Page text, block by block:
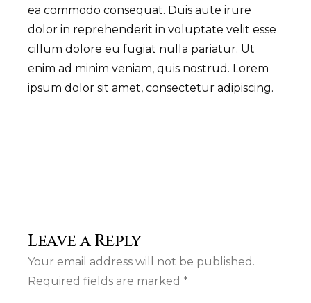
ea commodo consequat. Duis aute irure
dolor in reprehenderit in voluptate velit esse
cillum dolore eu fugiat nulla pariatur. Ut
enim ad minim veniam, quis nostrud. Lorem
ipsum dolor sit amet, consectetur adipiscing.
Leave a Reply
Your email address will not be published.
Required fields are marked*